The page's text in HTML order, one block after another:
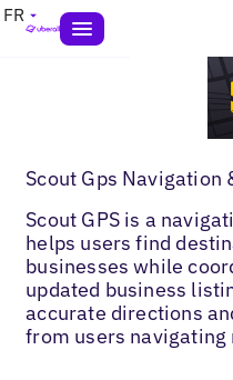
FR
Scout Gps Navigation
Scout GPS is a
helps users find
businesses while
updated business
accurate directions
from users navigating